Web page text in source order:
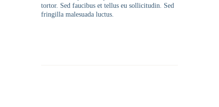
tortor. Sed faucibus et tellus eu sollicitudin. Sed
fringilla malesuada luctus.